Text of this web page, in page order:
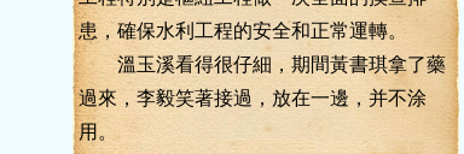
患，確保水利工程的安全和正常運轉。
溫玉溪看得很仔細，期間黃書琪拿了藥
過來，李毅笑著接過，放在一邊，并不涂
用。